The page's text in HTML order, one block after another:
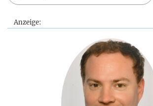
Anzeige: